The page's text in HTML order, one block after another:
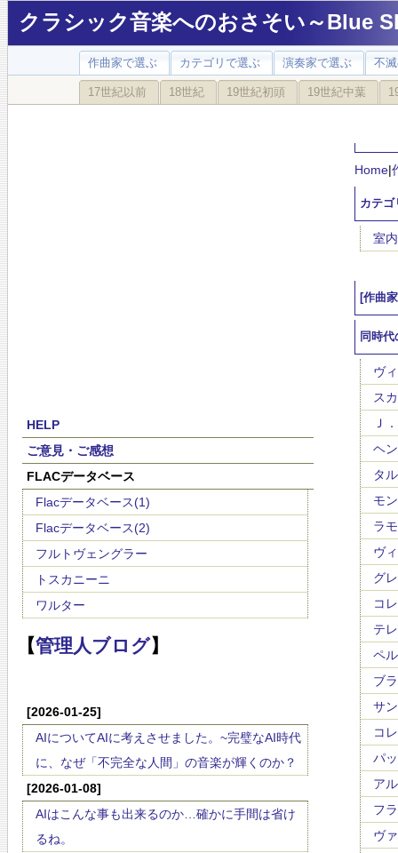
クラシック音楽へのおさそい～Blue
作曲家で選ぶ カテゴリで選ぶ 演奏家で選ぶ 不
17世紀以前 18世紀 19世紀初頭 19世紀中葉
HELP
ご意見・ご感想
FLACデータベース
Flacデータベース(1)
Flacデータベース(2)
フルトヴェングラー
トスカニーニ
ワルター
【管理人ブログ】
[2026-01-25]
AIについてAIに考えさせました。~完璧なAI時代
に、なぜ「不完全な人間」の音楽が輝くのか？
[2026-01-08]
AIはこんな事も出来るのか…確かに手間は省け
るね。
Home|
カテゴ
室
[作曲
同時
ヴ
ス
Ｊ
ヘ
タ
モ
ラ
ヴ
グ
コ
テ
ペ
ブ
サ
コ
パ
ア
フ
ヴ